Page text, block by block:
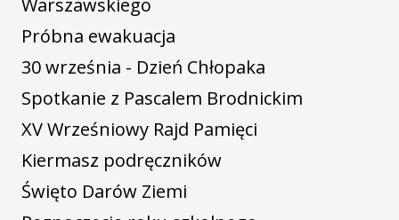
Warszawskiego
Próbna ewakuacja
30 września - Dzień Chłopaka
Spotkanie z Pascalem Brodnickim
XV Wrześniowy Rajd Pamięci
Kiermasz podręczników
Święto Darów Ziemi